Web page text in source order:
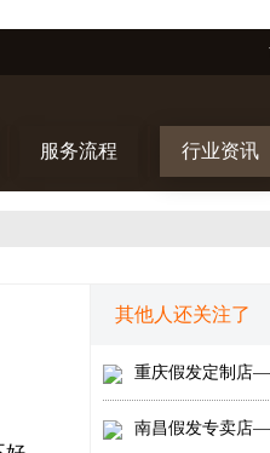
服务流程 行业资讯
其他人还关注了
重庆假发定制店
南昌假发专卖店